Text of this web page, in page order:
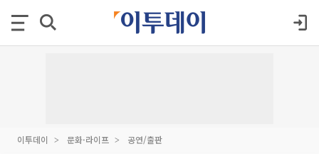
이투데이 문화·라이프 공연/출판